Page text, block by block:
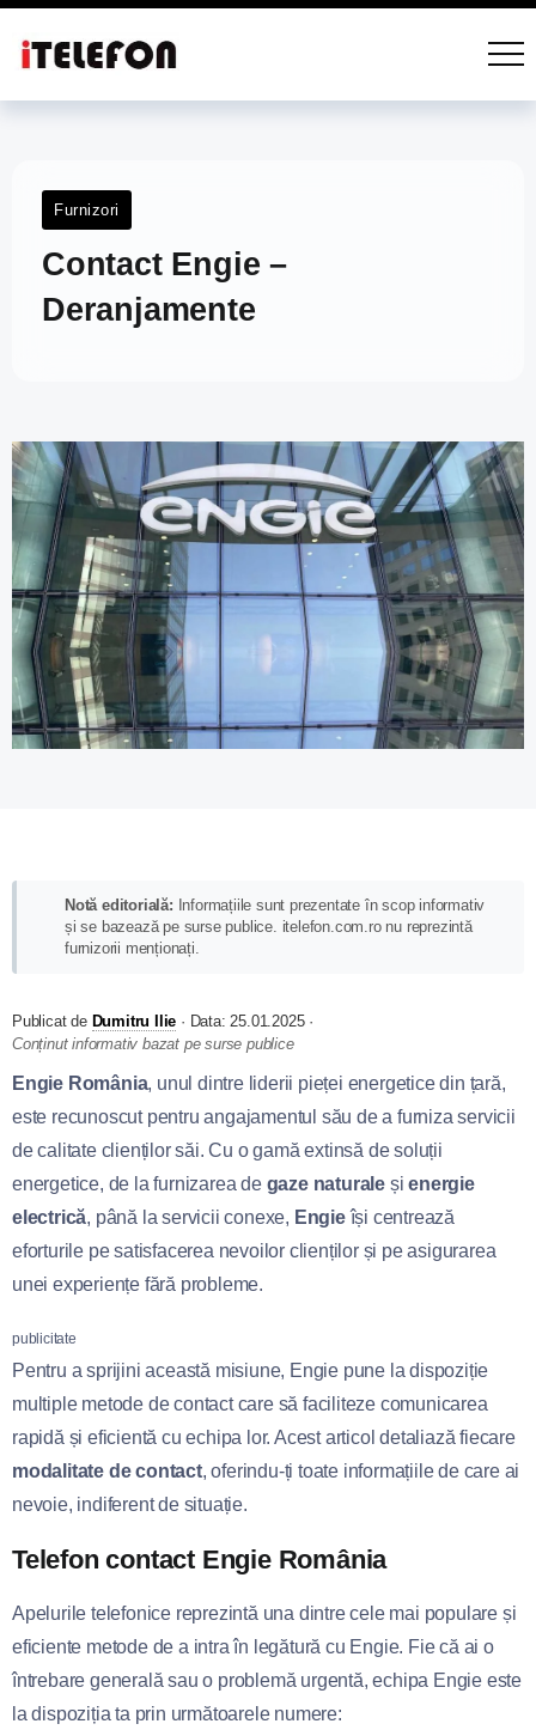
Furnizori
Contact Engie –
Deranjamente
Notă editorială: Informațiile sunt prezentate în scop informativ
și se bazează pe surse publice. itelefon.com.ro nu reprezintă
furnizorii menționați.
Publicat de Dumitru Ilie · Data:25.01.2025·
Conținut informativ bazat pe surse publice
Engie România, unul dintre liderii pieței energetice din țară,
este recunoscut pentru angajamentul său de a furniza servicii
de calitate clienților săi. Cu o gamă extinsă de soluții
energetice, de la furnizarea de gaze naturale șienergie
electrică, până la servicii conexe, Engieîși centrează
eforturile pe satisfacerea nevoilor clienților și pe asigurarea
unei experiențe fără probleme.
publicitate
Pentru a sprijini această misiune, Engie pune la dispoziție
multiple metode de contact care să faciliteze comunicarea
rapidă și eficientă cu echipa lor. Acest articol detaliază fiecare
modalitate de contact, oferindu-ți toate informațiile de care ai
nevoie, indiferent de situație.
Telefon contact Engie România
Apelurile telefonice reprezintă una dintre cele mai populare și
eficiente metode de a intra în legătură cu Engie. Fie că ai o
întrebare generală sau o problemă urgentă, echipa Engie este
la dispoziția ta prin următoarele numere: